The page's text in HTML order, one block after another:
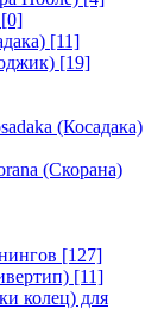
[0]
[11]
[19]
(Косадака)
(Скорана)
[127]
[11]
колец) для